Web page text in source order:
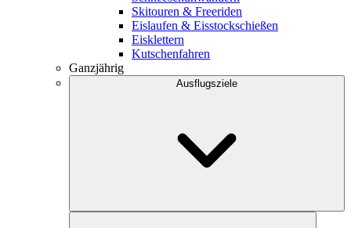
Skitouren & Freeriden
Eislaufen & Eisstockschießen
Eisklettern
Kutschenfahren
Ganzjährig
Ausflugsziele